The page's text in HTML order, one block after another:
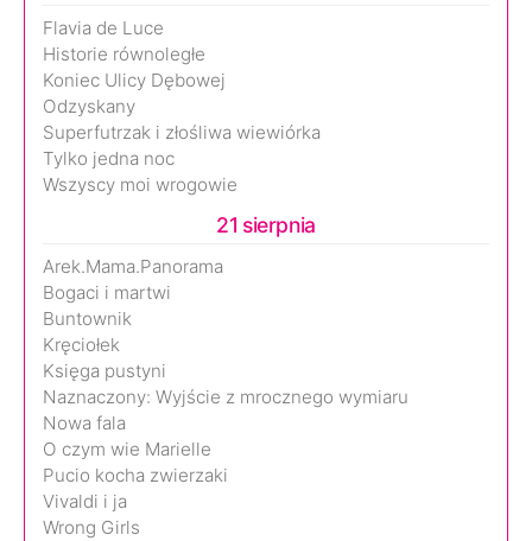
Flavia de Luce
Historie równoległe
Koniec Ulicy Dębowej
Odzyskany
Superfutrzak i złośliwa wiewiórka
Tylko jedna noc
Wszyscy moi wrogowie
21 sierpnia
Arek.Mama.Panorama
Bogaci i martwi
Buntownik
Kręciołek
Księga pustyni
Naznaczony: Wyjście z mrocznego wymiaru
Nowa fala
O czym wie Marielle
Pucio kocha zwierzaki
Vivaldi i ja
Wrong Girls